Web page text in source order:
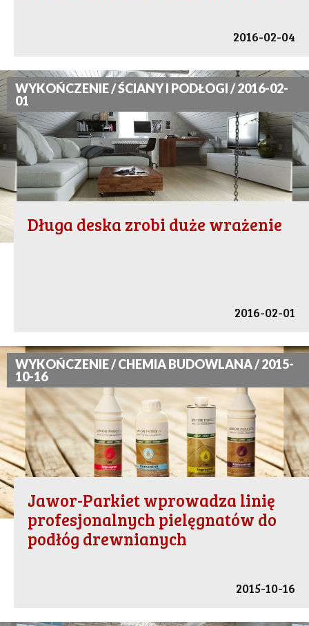
2016-02-04
WYKOŃCZENIE / ŚCIANY I PODŁOGI / 2016-02-
01
Długa deska zrobi duże wrażenie
2016-02-01
WYKOŃCZENIE / CHEMIA BUDOWLANA / 2015-
10-16
Jawor-Parkiet wprowadza linię
profesjonalnych pielęgnatów do
podłóg drewnianych
2015-10-16